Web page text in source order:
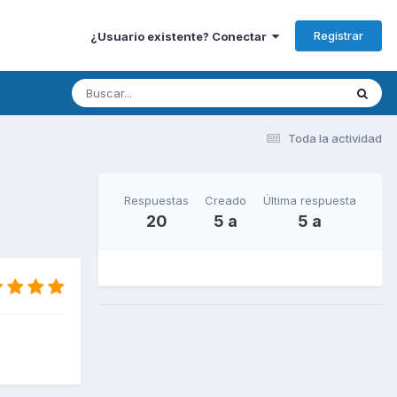
¿Usuario existente? Conectar Registrar
Toda la actividad
Respuestas
20
Creado
5 a
Última respuesta
5 a